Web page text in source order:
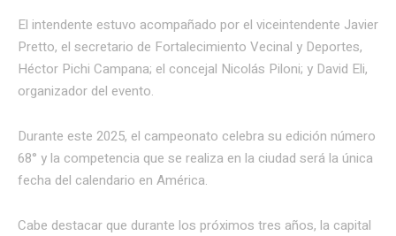
El intendente estuvo acompañado por el viceintendente Javier
Pretto, el secretario de Fortalecimiento Vecinal y Deportes,
Héctor Pichi Campana; el concejal Nicolás Piloni; y David Eli,
organizador del evento.
Durante este 2025, el campeonato celebra su edición número
68° y la competencia que se realiza en la ciudad será la única
fecha del calendario en América.
Cabe destacar que durante los próximos tres años, la capital